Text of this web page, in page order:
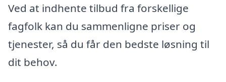
Ved at indhente tilbud fra forskellige
fagfolk kan du sammenligne priser og
tjenester, så du får den bedste løsning til
dit behov.